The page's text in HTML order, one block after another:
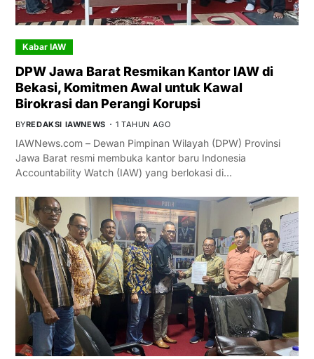
Kabar IAW
DPW Jawa Barat Resmikan Kantor IAW di
Bekasi, Komitmen Awal untuk Kawal
Birokrasi dan Perangi Korupsi
BYREDAKSI IAWNEWS 1 TAHUN AGO
IAWNews.com – Dewan Pimpinan Wilayah (DPW) Provinsi
Jawa Barat resmi membuka kantor baru Indonesia
Accountability Watch (IAW) yang berlokasi di…